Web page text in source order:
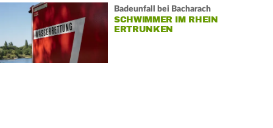
Badeunfall bei Bacharach
SCHWIMMER IM RHEIN
ERTRUNKEN